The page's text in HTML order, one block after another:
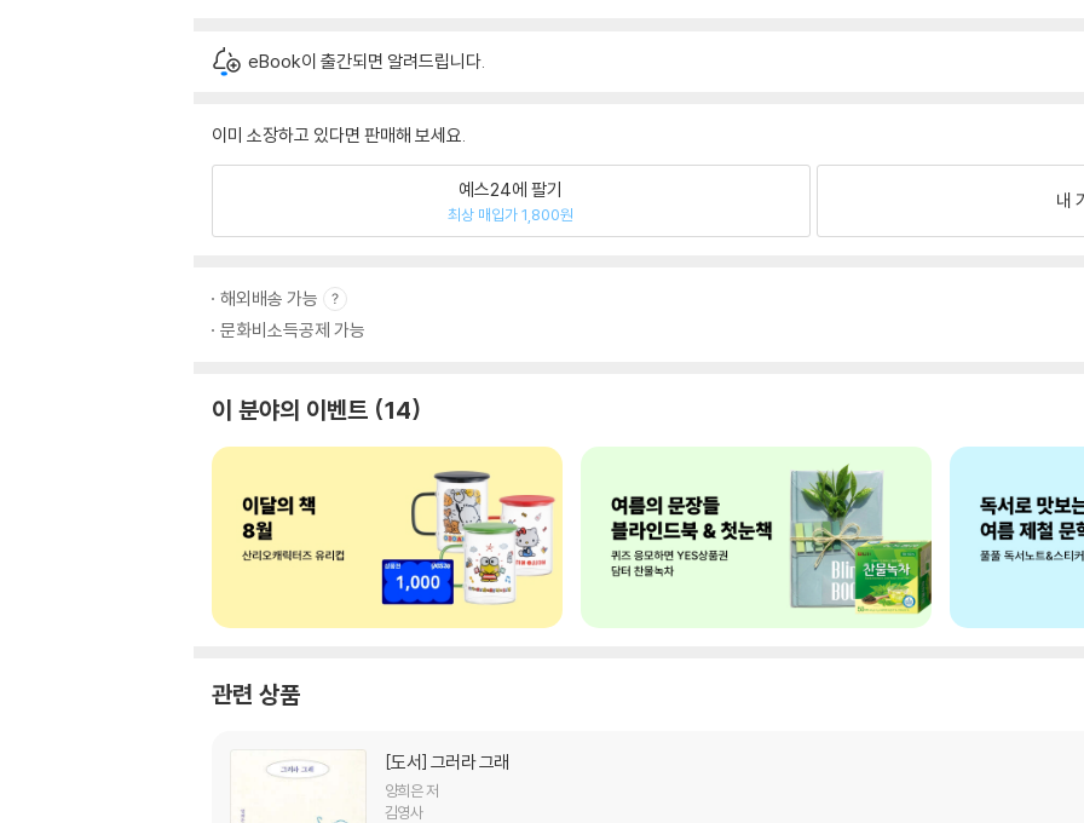
eBook이 출간되면 알려드립니다.
이미 소장하고 있다면 판매해 보세요.
예스24에 팔기
최상 매입가 1,800원
내
해외배송 가능
문화비소득공제 가능
이 분야의 이벤트 14
관련 상품
[도서] 그러라 그래
양희은 저
김영사